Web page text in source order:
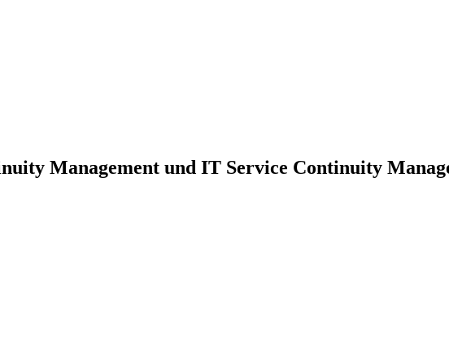
Management und IT Service Continuity